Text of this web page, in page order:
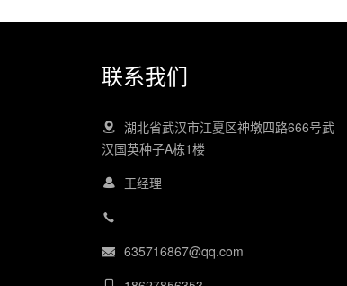
联系我们
湖北省武汉市江夏区神墩四路666号武
汉国英种子A栋1楼
王经理
-
635716867@qq.com